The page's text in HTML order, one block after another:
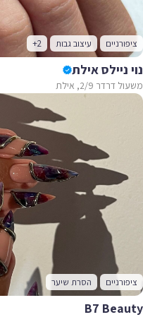
ציפורניים עיצוב גבות +2
נוי ניילס אילת
משעול דרדר 2/9, אילת
ציפורניים הסרת שיער
B7 Beauty